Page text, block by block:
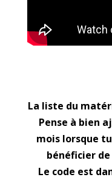
La liste du
Pense à bien
mois lorsque
bénéficier
Le code est